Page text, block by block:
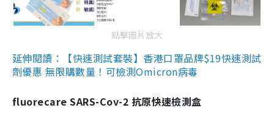
點擊圖片放大
延伸閱讀：【快速測試套裝】香港口罩品牌$19快速測試
劑優惠 無限購數量！可檢測Omicron病毒
fluorecare SARS-Cov-2 抗原快速檢測盒